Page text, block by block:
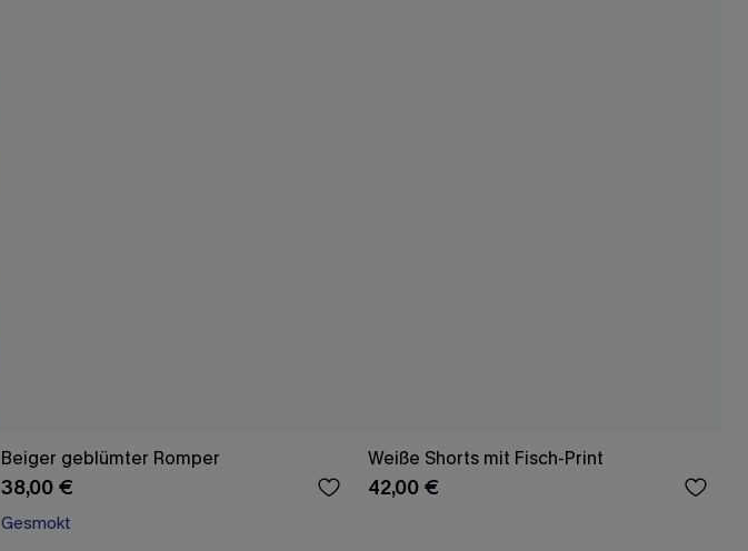
Beiger geblümter Romper
38,00 €
Gesmokt
Weiße Shorts mit Fisch-Print
42,00 €